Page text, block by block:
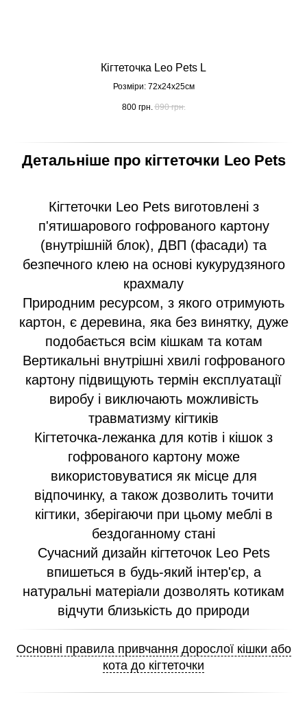
Кігтеточка Leo Pets L
Розміри: 72х24х25cм
800 грн. 890 грн.
Детальніше про кігтеточки Leo Pets
Кігтеточки Leo Pets виготовлені з
п'ятишарового гофрованого картону
(внутрішній блок), ДВП (фасади) та
безпечного клею на основі кукурудзяного
крахмалу
Природним ресурсом, з якого отримують
картон, є деревина, яка без винятку, дуже
подобається всім кішкам та котам
Вертикальні внутрішні хвилі гофрованого
картону підвищують термін експлуатації
виробу і виключають можливість
травматизму кігтиків
Кігтеточка-лежанка для котів і кішок з
гофрованого картону може
використовуватися як місце для
відпочинку, а також дозволить точити
кігтики, зберігаючи при цьому меблі в
бездоганному стані
Сучасний дизайн кігтеточок Leo Pets
впишеться в будь-який інтер'єр, а
натуральні матеріали дозволять котикам
відчути близькість до природи
Основні правила привчання дорослої кішки або
кота до кігтеточки